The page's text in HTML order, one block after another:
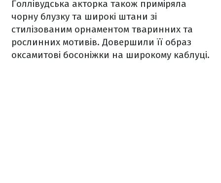
Голлівудська акторка також приміряла
чорну блузку та широкі штани зі
стилізованим орнаментом тваринних та
рослинних мотивів. Довершили її образ
оксамитові босоніжки на широкому каблуці.